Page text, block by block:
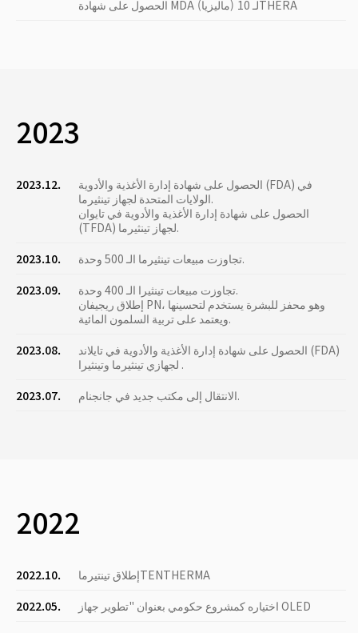
الحصول على شهادة MDA (ماليزيا) لـ 10THERA
2023
2023.12.
الحصول على شهادة إدارة الأغذية والأدوية (FDA) في
الولايات المتحدة لجهاز تينثيرما.
الحصول على شهادة إدارة الأغذية والأدوية في تايوان
(TFDA) لجهاز تينثيرما.
2023.10.
تجاوزت مبيعات تينثيرما الـ 500 وحدة.
2023.09.
تجاوزت مبيعات تينثيرا الـ 400 وحدة.
إطلاق ريجيفان PN، وهو محفز للبشرة يستخدم لتحسينها
ويعتمد على تربية السلمون المائية.
2023.08.
الحصول على شهادة إدارة الأغذية والأدوية في تايلاند (FDA)
لجهازي تينثيرما وتينثيرا .
2023.07.
الانتقال إلى مكتب جديد في جانجنام.
2022
2022.10.
إطلاق تينتيرماTENTHERMA
2022.05.
اختياره كمشروع حكومي بعنوان "تطوير جهاز OLED